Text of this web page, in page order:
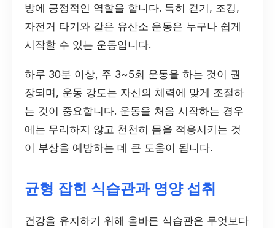
방에 긍정적인 역할을 합니다. 특히 걷기, 조깅,
자전거 타기와 같은 유산소 운동은 누구나 쉽게
시작할 수 있는 운동입니다.
하루 30분 이상, 주 3~5회 운동을 하는 것이 권
장되며, 운동 강도는 자신의 체력에 맞게 조절하
는 것이 중요합니다. 운동을 처음 시작하는 경우
에는 무리하지 않고 천천히 몸을 적응시키는 것
이 부상을 예방하는 데 큰 도움이 됩니다.
균형 잡힌 식습관과 영양 섭취
건강을 유지하기 위해 올바른 식습관은 무엇보다